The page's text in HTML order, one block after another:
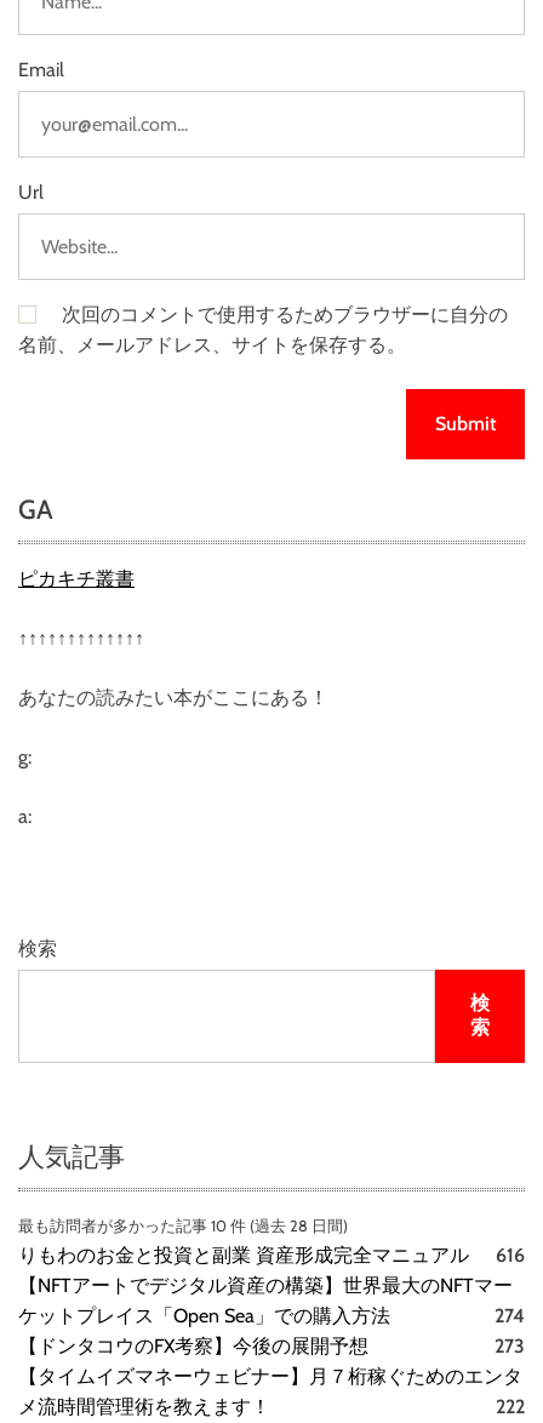
Email
Url
次回のコメントで使用するためブラウザーに自分の
名前、メールアドレス、サイトを保存する。
GA
ピカキチ叢書
↑↑↑↑↑↑↑↑↑↑↑↑↑
あなたの読みたい本がここにある！
g:
a:
検索
検
索
人気記事
最も訪問者が多かった記事 10 件 (過去 28 日間)
りもわのお金と投資と副業 資産形成完全マニュアル
616
【NFTアートでデジタル資産の構築】世界最大のNFTマー
ケットプレイス「Open Sea」での購入方法
274
【ドンタコウのFX考察】今後の展開予想
273
【タイムイズマネーウェビナー】月７桁稼ぐためのエンタ
メ流時間管理術を教えます！
222